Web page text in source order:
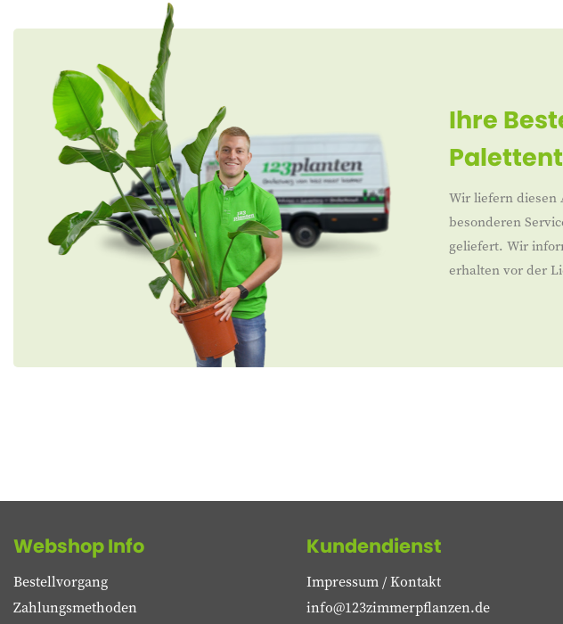
Ihre
Wir liefern diesen
besonderen
geliefert. Wir
erhalten vor der
Webshop Info
Bestellvorgang
Zahlungsmethoden
Kundendienst
Impressum / Kontakt
info@123zimmerpflanzen.de